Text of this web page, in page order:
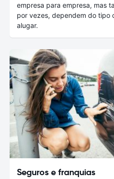
empresa para empresa, mas
por vezes, dependem do tipo
alugar.
Seguros e franquias